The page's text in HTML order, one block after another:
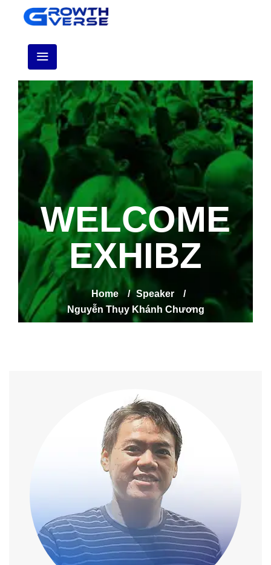
WELCOME
EXHIBZ
Home / Speaker
/
Nguyễn Thụy Khánh Chương